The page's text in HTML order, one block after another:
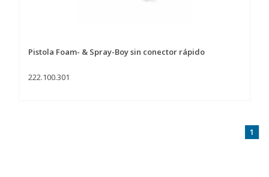
Pistola Foam- & Spray-Boy sin conector rápido
222.100.301
1